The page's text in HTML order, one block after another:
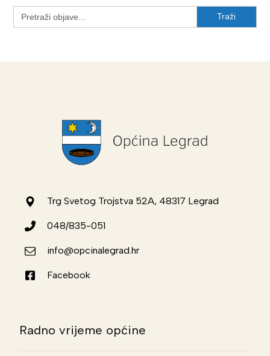
Search
for:
Trg Svetog Trojstva 52A, 48317 Legrad
048/835-051
info@opcinalegrad.hr
Facebook
Radno vrijeme općine